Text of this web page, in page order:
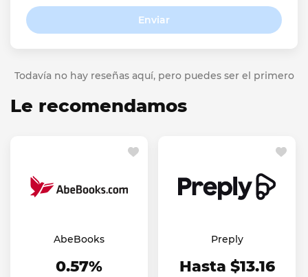
Enviar
Todavía no hay reseñas aquí, pero puedes ser el primero
Le recomendamos
AbeBooks
0.57%
Preply
Hasta $13.16